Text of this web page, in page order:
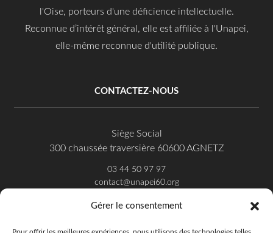
Gérer le consentement
l'Oise, porteurs d'une déficience intellectuelle.
Reconnue d’intérêt général, elle est affiliée à l'Unapei,
elle-même reconnue d'utilité publique.
CONTACTEZ-NOUS
Siège Social
300 chaussée traversière 60600 AGNETZ
03 44 50 97 97
contact@unapei60.org